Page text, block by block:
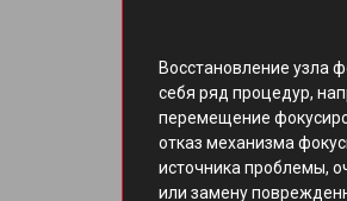
Восстановление узла
себя ряд процедур,
перемещение
отказ механизма
источника проблемы,
или замену